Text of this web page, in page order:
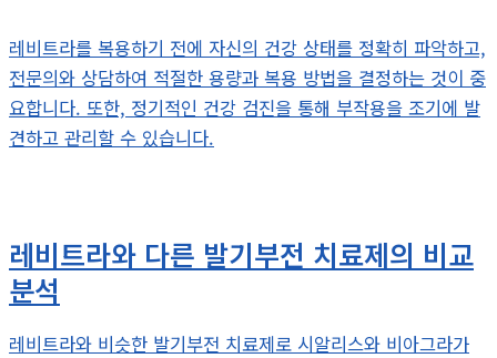
레비트라를 복용하기 전에 자신의 건강 상태를 정확히 파악하고,
전문의와 상담하여 적절한 용량과 복용 방법을 결정하는 것이 중
요합니다. 또한, 정기적인 건강 검진을 통해 부작용을 조기에 발
견하고 관리할 수 있습니다.
레비트라와 다른 발기부전 치료제의 비교
분석
레비트라와 비슷한 발기부전 치료제로 시알리스와 비아그라가